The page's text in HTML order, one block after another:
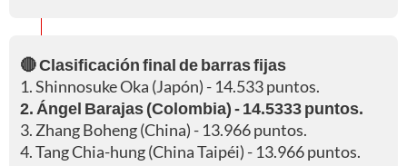
🔴 Clasificación final de barras fijas
1. Shinnosuke Oka (Japón) - 14.533 puntos.
2. Ángel Barajas (Colombia) - 14.5333 puntos.
3. Zhang Boheng (China) - 13.966 puntos.
4. Tang Chia-hung (China Taipéi) - 13.966 puntos.